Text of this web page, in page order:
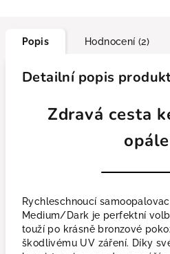
Popis Hodnocení (2)
Detailní popis
Zdravá cesta
Rychleschnoucí
Medium/Dark je perfektní
touží po krásně bronzové
škodlivému UV záření. Díky